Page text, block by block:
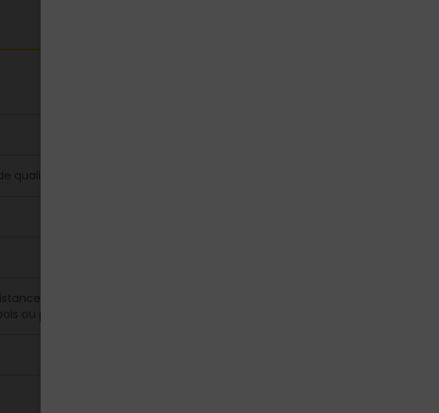
qualité améliorent l’aspect final et le rendement
aux tâches et au lustrage, idéal pour les pièces sollicitées
ou plâtre (murs et plafonds). - Rendement indicatif : 10m²/L